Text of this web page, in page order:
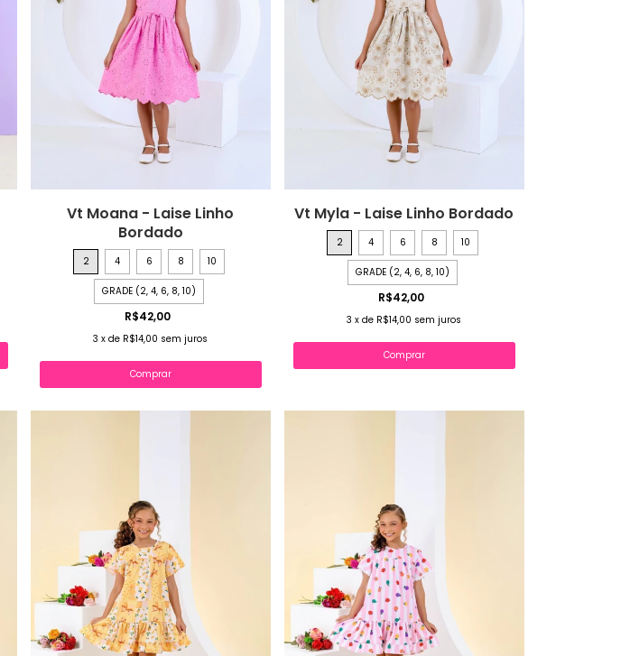
Vt Moana - Laise Linho
Bordado
2 4 6 8 10
GRADE (2, 4, 6, 8, 10)
R$42,00
3 xde R$14,00 sem juros
Comprar
Vt Myla - Laise Linho Bordado
2 4 6 8 10
GRADE (2, 4, 6, 8, 10)
R$42,00
3 xde R$14,00 sem juros
Comprar